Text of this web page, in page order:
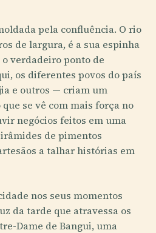
pela confluência. O rio
de largura, é a sua espinha
verdadeiro ponto de
os diferentes povos do país
e outros — criam um
se vê com mais força no
negócios feitos em uma
de pimentos
a talhar histórias em
nos seus momentos
da tarde que atravessa os
Dame de Bangui, uma